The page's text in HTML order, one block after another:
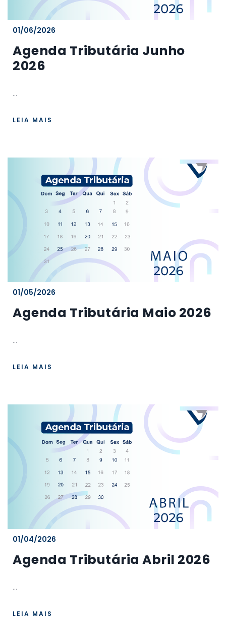
01/06/2026
Agenda Tributária Junho
2026
...
LEIA MAIS
01/05/2026
Agenda Tributária Maio 2026
...
LEIA MAIS
01/04/2026
Agenda Tributária Abril 2026
...
LEIA MAIS